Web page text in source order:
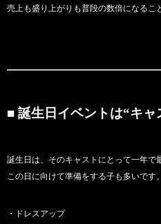
売上も盛り上がりも普段の数倍になるこ
■ 誕生日イベントは“キャ
誕生日は、そのキャストにとって一年で
この日に向けて準備をする子も多いです。
・ドレスアップ